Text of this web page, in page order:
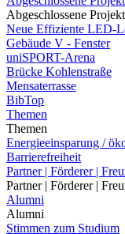
Abgeschlossene
Neue Effiziente LED-
Gebäude V - Fenster
uniSPORT-Arena
Brücke Kohlenstraße
Mensaterrasse
BibTop
Themen
Themen
Energieeinsparung /
Barrierefreiheit
Partner | Förderer |
Partner | Förderer |
Alumni
Alumni
Stimmen zum Studium